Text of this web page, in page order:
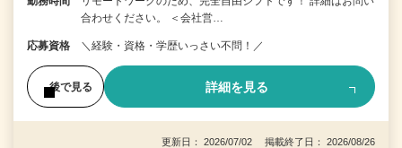
合わせください。 ＜会社営…
応募資格 ＼経験・資格・学歴いっさい不問！／
後で見る 詳細を見る
更新日： 2026/07/02 掲載終了日： 2026/08/26